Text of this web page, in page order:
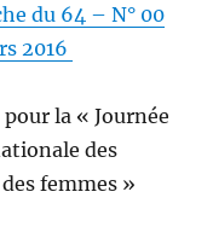
du 64 – N° 00
2016
pour la « Journée
des
femmes »